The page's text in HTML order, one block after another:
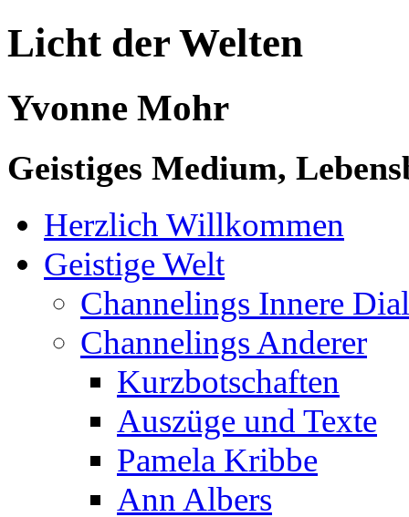
Licht der Welten
Yvonne Mohr
Geistiges Medium,
Herzlich Willkommen
Geistige Welt
Channelings Innere
Channelings Anderer
Kurzbotschaften
Auszüge und Texte
Pamela Kribbe
Ann Albers